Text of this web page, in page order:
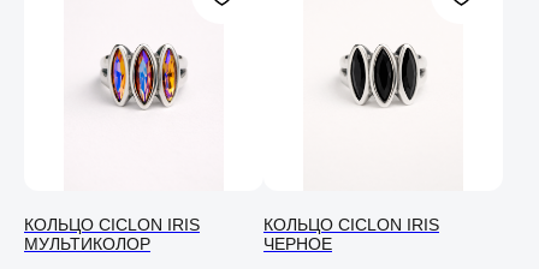
КОЛЬЦО СICLON IRIS
МУЛЬТИКОЛОР
КОЛЬЦО СICLON IRIS
ЧЕРНОЕ